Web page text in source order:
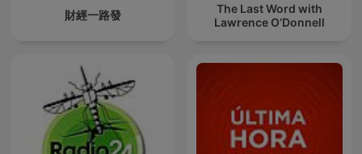
財經一路發
The Last Word with
Lawrence O’Donnell